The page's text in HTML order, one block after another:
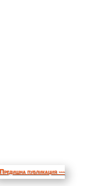
Предишна публикация ---